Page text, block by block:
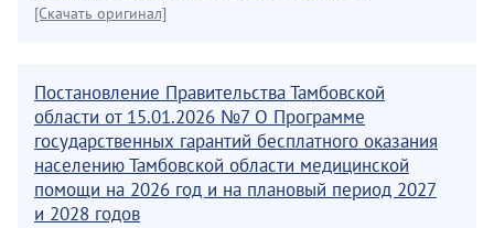
[Скачать оригинал]
Постановление Правительства Тамбовской
области от 15.01.2026 №7 О Программе
государственных гарантий бесплатного оказания
населению Тамбовской области медицинской
помощи на 2026 год и на плановый период 2027
и 2028 годов